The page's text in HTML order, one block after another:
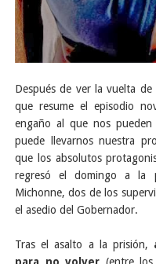
Después de ver la vuelta de
que resume el episodio
engaño al que nos
puede llevarnos nuestra
que los absolutos
regresó el domingo a la
Michonne, dos de los
el asedio del Gobernador.
Tras el asalto a la prisión,
para no volver (entre